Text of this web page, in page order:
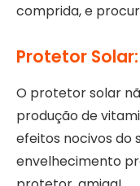
comprida, e
Protetor
O protetor solar
produção de
efeitos nocivos do
envelhecimento